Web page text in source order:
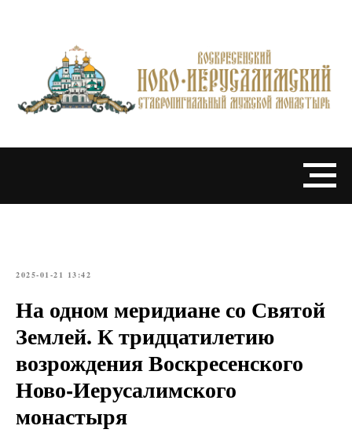
2025-01-21 13:42
На одном меридиане со Святой
Землей. К тридцатилетию
возрождения Воскресенского
Ново-Иерусалимского
монастыря